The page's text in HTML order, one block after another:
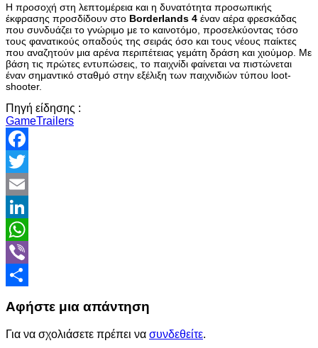
Η προσοχή στη λεπτομέρεια και η δυνατότητα προσωπικής
έκφρασης προσδίδουν στο Borderlands 4 έναν αέρα φρεσκάδας
που συνδυάζει το γνώριμο με το καινοτόμο, προσελκύοντας τόσο
τους φανατικούς οπαδούς της σειράς όσο και τους νέους παίκτες
που αναζητούν μια αρένα περιπέτειας γεμάτη δράση και χιούμορ. Με
βάση τις πρώτες εντυπώσεις, το παιχνίδι φαίνεται να πιστώνεται
έναν σημαντικό σταθμό στην εξέλιξη των παιχνιδιών τύπου loot-
shooter.
Πηγή είδησης :
GameTrailers
Facebook
Twitter
Email
LinkedIn
WhatsApp
Viber
Αφήστε μια απάντηση
Για να σχολιάσετε πρέπει να συνδεθείτε.